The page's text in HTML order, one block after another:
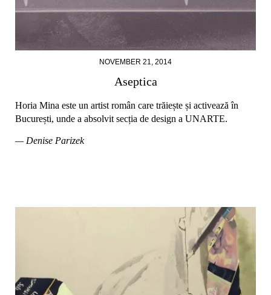
NOVEMBER 21, 2014
Aseptica
Horia Mina este un artist român care trăiește și activează în
București, unde a absolvit secția de design a UNARTE.
— Denise Parizek